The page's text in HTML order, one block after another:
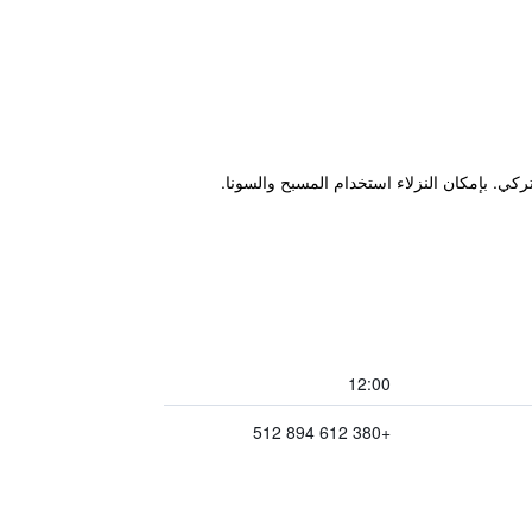
12:00
+380 612 894 512